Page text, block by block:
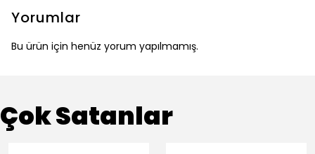
Yorumlar
Bu ürün için henüz yorum yapılmamış.
Çok Satanlar